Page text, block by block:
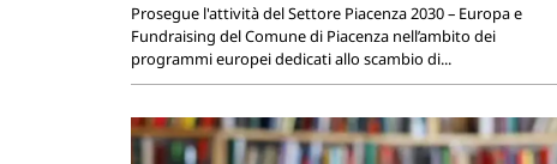
Prosegue l'attività del Settore Piacenza 2030 – Europa e
Fundraising del Comune di Piacenza nell’ambito dei
programmi europei dedicati allo scambio di...